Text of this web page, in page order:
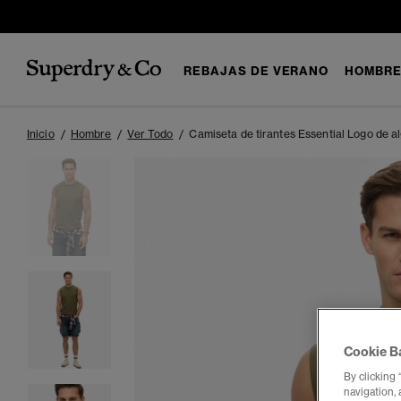
REBAJAS DE VERANO HOMBRE
Inicio Hombre Ver Todo Camiseta de tirantes Essential Logo de
Cookie
By clicking
navigation,